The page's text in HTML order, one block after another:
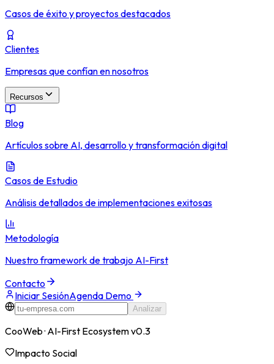
Casos de éxito y proyectos destacados
Clientes
Empresas que confían en nosotros
Recursos
Blog
Artículos sobre AI, desarrollo y transformación digital
Casos de Estudio
Análisis detallados de implementaciones exitosas
Metodología
Nuestro framework de trabajo AI-First
Contacto
Iniciar SesiónAgenda Demo
Analizar
CooWeb · AI-First Ecosystem v0.3
Impacto Social